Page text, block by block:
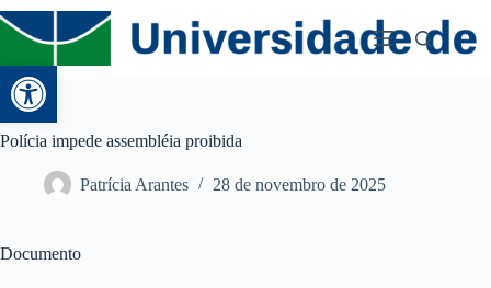
Abrir a barra de ferramentas
Polícia impede assembléia proibida
Patrícia Arantes 28 de novembro de 2025
Documento